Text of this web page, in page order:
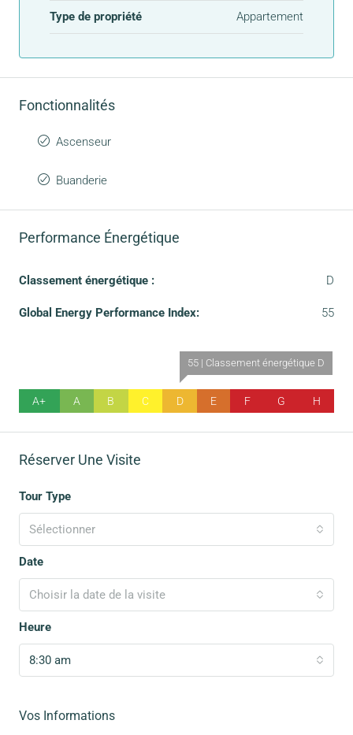
Type de propriété Appartement
Fonctionnalités
Ascenseur
Buanderie
Performance Énergétique
Classement énergétique : D
Global Energy Performance Index: 55
A+ A B C
55 | Classement énergétique D
D E F G H
Réserver Une Visite
Tour Type
Sélectionner
Date
Choisir la date de la visite
Heure
8:30 am
Vos Informations